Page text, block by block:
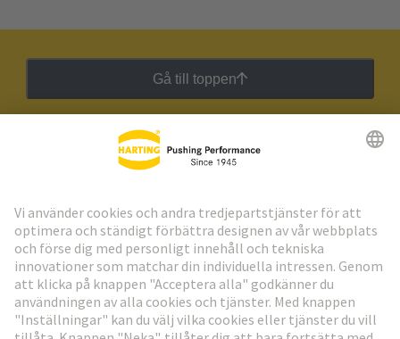
Gå till toppen
HARTING:s nyhetsbrev
Gå till registrering
Social Media